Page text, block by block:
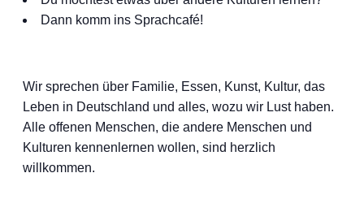
Dann komm ins Sprachcafé!
Wir sprechen über Familie, Essen, Kunst, Kultur, das
Leben in Deutschland und alles, wozu wir Lust haben.
Alle offenen Menschen, die andere Menschen und
Kulturen kennenlernen wollen, sind herzlich
willkommen.